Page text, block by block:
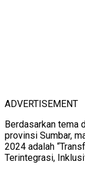
ADVERTISEMENT
Berdasarkan tema
provinsi Sumbar,
2024 adalah
Terintegrasi,